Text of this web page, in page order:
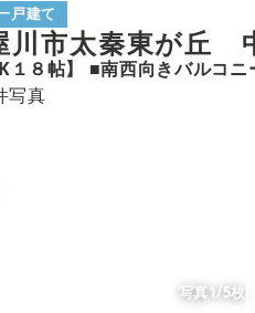
戸建て
川市太秦東が丘
写真1/5枚